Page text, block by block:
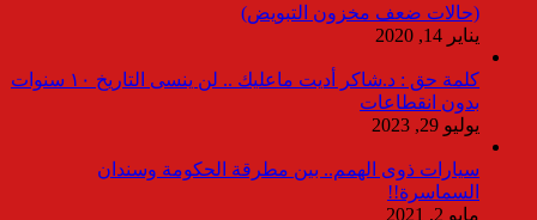
(حالات ضعف مخزون التبويض)
يناير 14, 2020
كلمة حق : د.شاكر أديت ماعليك .. لن ينسى التاريخ ١٠ سنوات
بدون انقطاعات
يوليو 29, 2023
سيارات ذوى الهمم.. بين مطرقة الحكومة وسندان
السماسرة!!
مايو 2, 2021